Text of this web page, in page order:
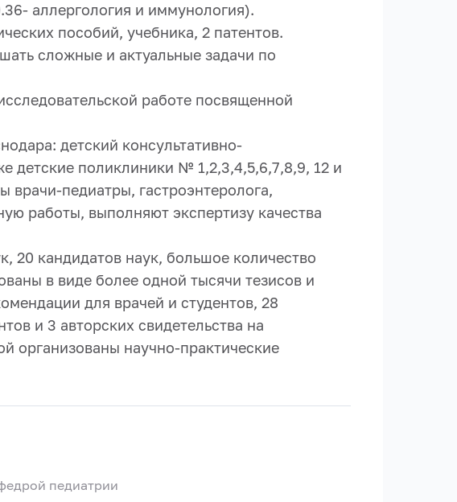
аллергология и иммунология).
пособий, учебника, 2 патентов.
сложные и актуальные задачи по
работе посвященной
детский консультативно-
детские поликлиники № 1,2,3,4,5,6,7,8,9, 12 и
врачи-педиатры, гастроэнтеролога,
работы, выполняют экспертизу качества
20 кандидатов наук, большое количество
в виде более одной тысячи тезисов и
для врачей и студентов, 28
и 3 авторских свидетельства на
организованы научно-практические
педиатрии